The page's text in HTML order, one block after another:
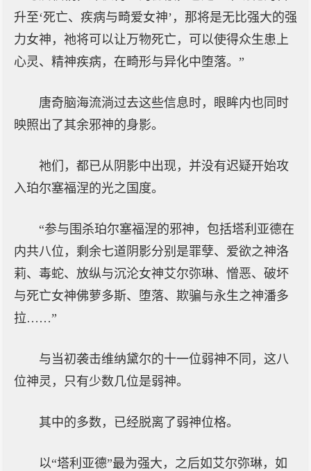
升至‘死亡、疾病与畸爱女神’，那将是无比强大的强
力女神，祂将可以让万物死亡，可以使得众生患上
心灵、精神疾病，在畸形与异化中堕落。”
唐奇脑海流淌过去这些信息时，眼眸内也同时
映照出了其余邪神的身影。
祂们，都已从阴影中出现，并没有迟疑开始攻
入珀尔塞福涅的光之国度。
“参与围杀珀尔塞福涅的邪神，包括塔利亚德在
内共八位，剩余七道阴影分别是罪孽、爱欲之神洛
莉、毒蛇、放纵与沉沦女神艾尔弥琳、憎恶、破坏
与死亡女神佛萝多斯、堕落、欺骗与永生之神潘多
拉……”
与当初袭击维纳黛尔的十一位弱神不同，这八
位神灵，只有少数几位是弱神。
其中的多数，已经脱离了弱神位格。
以“塔利亚德”最为强大，之后如艾尔弥琳，如